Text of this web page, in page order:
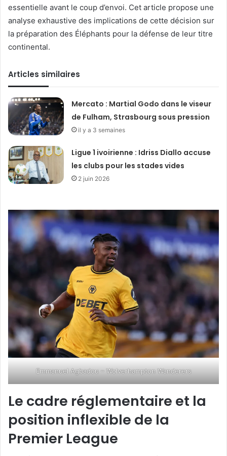
essentielle avant le coup d’envoi. Cet article propose une
analyse exhaustive des implications de cette décision sur
la préparation des Éléphants pour la défense de leur titre
continental.
Articles similaires
Mercato : Martial Godo dans le viseur
de Fulham, Strasbourg sous pression
il y a 3 semaines
Ligue 1 ivoirienne : Idriss Diallo accuse
les clubs pour les stades vides
2 juin 2026
Emmanuel Agbadou – Wolverhampton Wanderers
Le cadre réglementaire et la
position inflexible de la
Premier League